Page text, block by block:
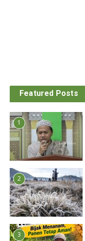
Featured Posts
1
2
3